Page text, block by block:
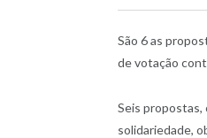
São 6 as
de votação
Seis propostas,
solidariedade,